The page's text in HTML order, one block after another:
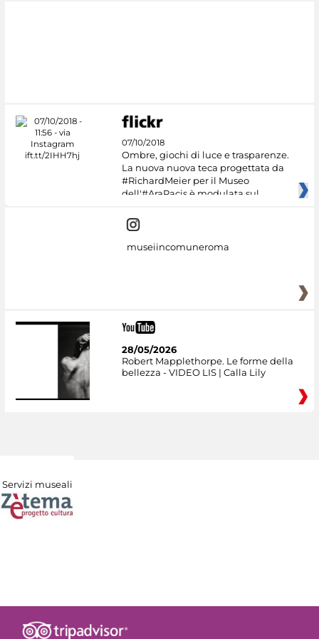
07/10/2018
Ombre, giochi di luce e trasparenze.
La nuova nuova teca progettata da
#RichardMeier per il Museo
dell'#AraPacis è modulata sul
museiincomuneroma
28/05/2026
Robert Mapplethorpe. Le forme della
bellezza - VIDEO LIS | Calla Lily
Servizi museali